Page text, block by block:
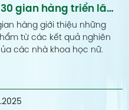
gian hàng triển lãm
nghị Nữ Khoa học
quốc lần thứ IV
hàng giới thiệu những
từ các kết quả nghiên
các nhà khoa học nữ.